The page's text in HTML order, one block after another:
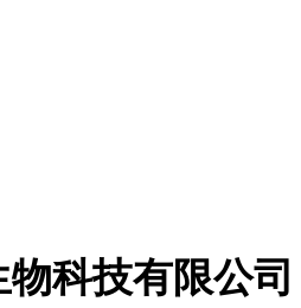
科技有限公司